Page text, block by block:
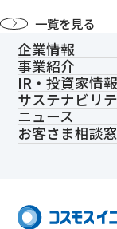
一覧を見る
企業情報
事業紹介
IR・投資家情報
サステナビリ
ニュース
お客さま相談